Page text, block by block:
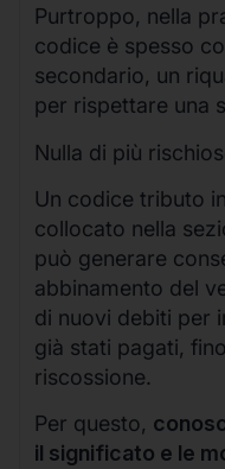
Purtroppo, nella
codice è spesso
secondario, un
per rispettare una
Nulla di più
Un codice tributo
collocato nella
può generare
abbinamento del
di nuovi debiti per
già stati pagati,
riscossione.
Per questo,
il significato e le